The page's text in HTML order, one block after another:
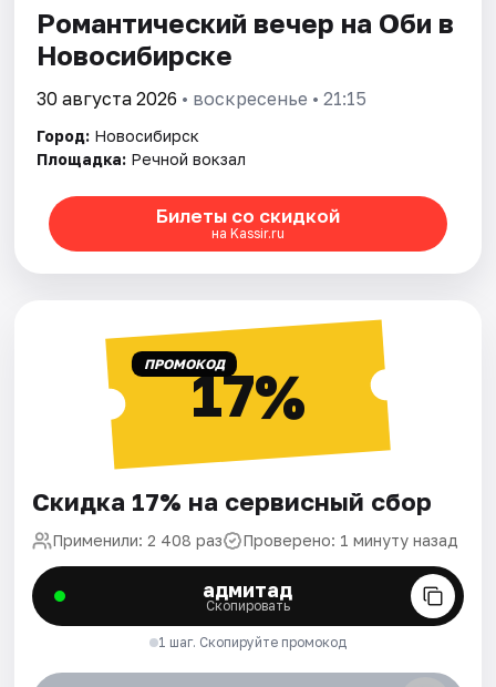
Романтический вечер на Оби в
Новосибирске
30 августа 2026 • воскресенье • 21:15
Город: Новосибирск
Площадка: Речной вокзал
Билеты со скидкой
на Kassir.ru
ПРОМОКОД17%
Скидка 17% на сервисный сбор
Применили: 2 408 раз Проверено: 1 минуту назад
адмитад
Скопировать
1 шаг. Скопируйте промокод